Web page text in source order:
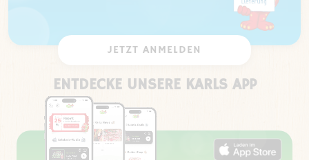
JETZT ANMELDEN
ENTDECKE UNSERE KARLS APP